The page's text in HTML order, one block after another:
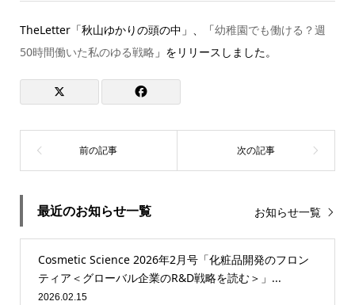
TheLetter「秋山ゆかりの頭の中」、「幼稚園でも働ける？週
50時間働いた私のゆる戦略 」をリリースしました。
最近のお知らせ一覧 お知らせ一覧
Cosmetic Science 2026年2月号「化粧品開発のフロン
ティア＜グローバル企業のR&D戦略を読む＞」...
2026.02.15